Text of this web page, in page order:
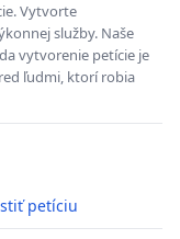
Vytvorte
služby. Naše
vytvorenie petície je
ľudmi, ktorí robia
petíciu